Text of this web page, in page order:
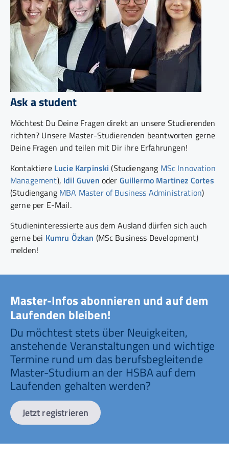
Ask a student
Möchtest Du Deine Fragen direkt an unsere Studierenden
richten? Unsere Master-Studierenden beantworten gerne
Deine Fragen und teilen mit Dir ihre Erfahrungen!
Kontaktiere Lucie Karpinski (Studiengang MSc Innovation
Management), Idil Guven oder Guillermo Martinez Cortes
(Studiengang MBA Master of Business Administration)
gerne per E-Mail.
Studieninteressierte aus dem Ausland dürfen sich auch
gerne bei Kumru Özkan (MSc Business Development)
melden!
Master-Infos abonnieren und auf dem
Laufenden bleiben!
Du möchtest stets über Neuigkeiten,
anstehende Veranstaltungen und wichtige
Termine rund um das berufsbegleitende
Master-Studium an der HSBA auf dem
Laufenden gehalten werden?
Jetzt registrieren